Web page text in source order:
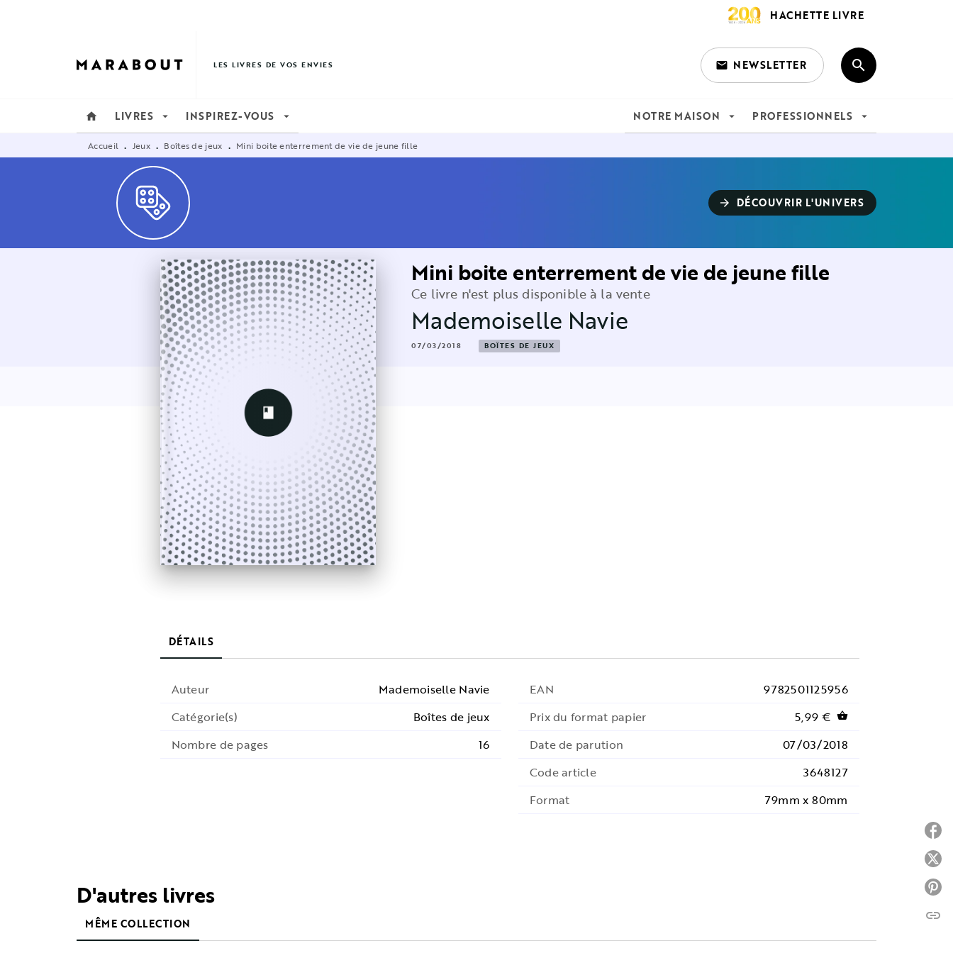
HACHETTE LIVRE
LES LIVRES DE VOS ENVIES email NEWSLETTER search
home LIVRES arrow_drop_down INSPIREZ-VOUS arrow_drop_down NOTRE MAISON arrow_drop_down PROFESSIONNELS arrow_drop_down
Accueil • Jeux • Boîtes de jeux • Mini boite enterrement de vie de jeune fille
arrow_forward DÉCOUVRIR L'UNIVERS
Mini boite enterrement de vie de jeune fille
Ce livre n'est plus disponible à la vente
Mademoiselle Navie
07/03/2018 BOÎTES DE JEUX
DÉTAILS
Auteur
Mademoiselle Navie
Catégorie(s)
Boîtes de jeux
Nombre de pages
16
EAN
9782501125956
Prix du format papier
5,99 € shopping_basket
Date de parution
07/03/2018
Code article
3648127
Format
79mm x 80mm
D'autres livres
MÊME COLLECTION
link